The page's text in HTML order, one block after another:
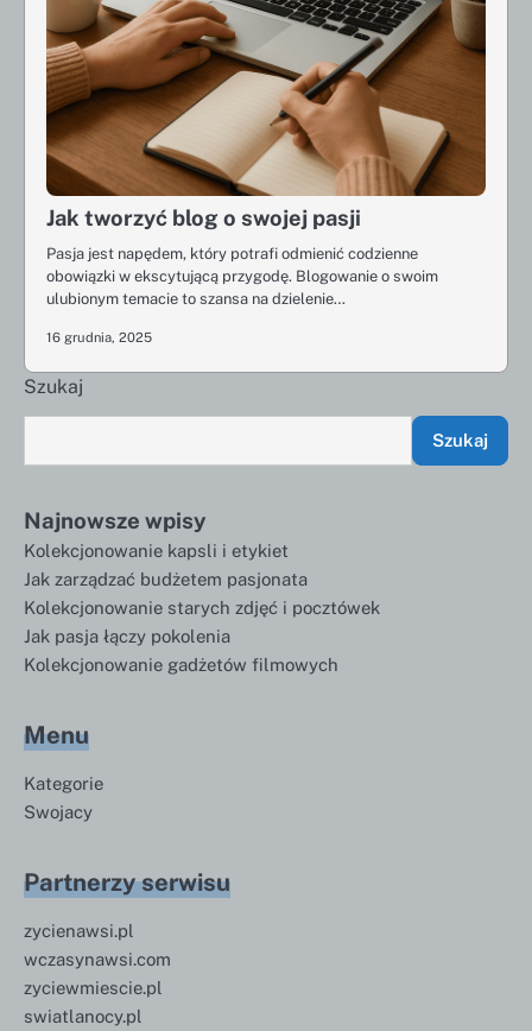
Jak tworzyć blog o swojej pasji
Pasja jest napędem, który potrafi odmienić codzienne
obowiązki w ekscytującą przygodę. Blogowanie o swoim
ulubionym temacie to szansa na dzielenie…
16 grudnia, 2025
Szukaj
Szukaj
Najnowsze wpisy
Kolekcjonowanie kapsli i etykiet
Jak zarządzać budżetem pasjonata
Kolekcjonowanie starych zdjęć i pocztówek
Jak pasja łączy pokolenia
Kolekcjonowanie gadżetów filmowych
Menu
Kategorie
Swojacy
Partnerzy serwisu
zycienawsi.pl
wczasynawsi.com
zyciewmiescie.pl
swiatlanocy.pl